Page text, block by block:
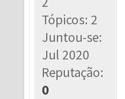
Tópicos: 2
Juntou-se:
Jul 2020
Reputação:
0